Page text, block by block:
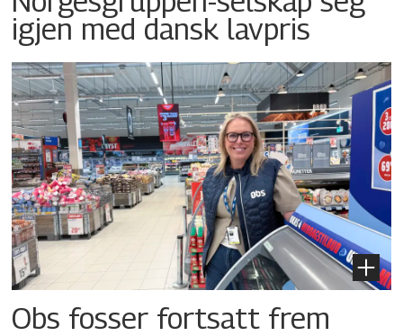
igjen med dansk lavpris
Obs fosser fortsatt frem